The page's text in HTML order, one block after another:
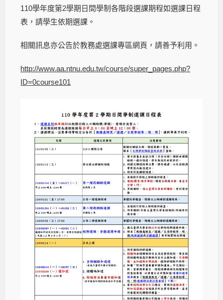
110學年度第2學期日間學制各階段選課期程如選課日程
表，請學生依期選課。
相關訊息亦公告於教務處選課專區網頁，請善予利用。
http://www.aa.ntnu.edu.tw/course/super_pages.php?
ID=0course101